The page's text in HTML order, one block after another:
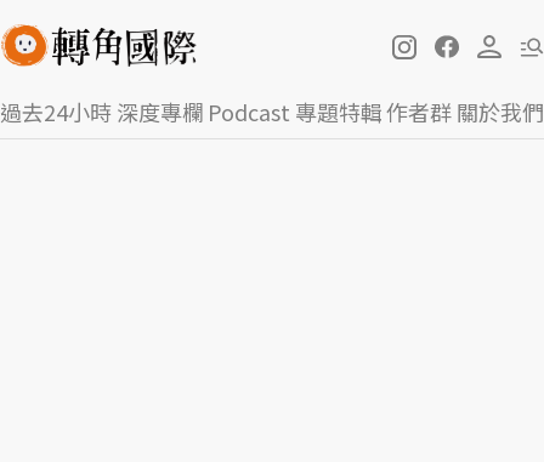
過去24小時深度專欄 Podcast 專題特輯作者群關於我們